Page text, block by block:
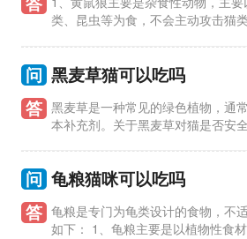
类、昆虫等为食，不会主动攻击猫
问 黑麦草猫可以吃吗
答 黑麦草是一种常见的绿色植物，通
本补充剂。关于黑麦草对猫是否安
问 龟粮猫咪可以吃吗
答 龟粮是专门为龟类设计的食物，不
如下： 1、龟粮主要是以植物性食